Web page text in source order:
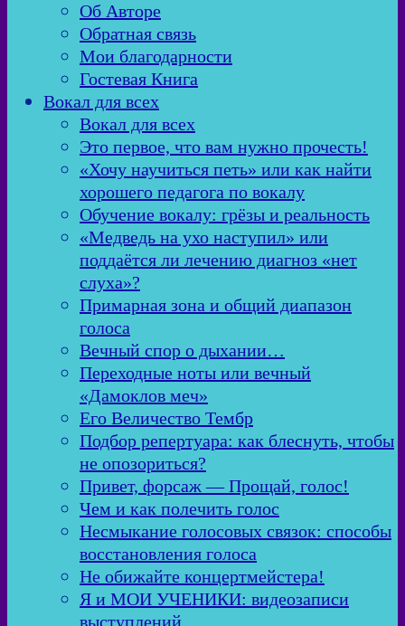
Об Авторе
Обратная связь
Мои благодарности
Гостевая Книга
Вокал для всех
Вокал для всех
Это первое, что вам нужно прочесть!
«Хочу научиться петь» или как найти
хорошего педагога по вокалу
Обучение вокалу: грёзы и реальность
«Медведь на ухо наступил» или
поддаётся ли лечению диагноз «нет
слуха»?
Примарная зона и общий диапазон
голоса
Вечный спор о дыхании…
Переходные ноты или вечный
«Дамоклов меч»
Его Величество Тембр
Подбор репертуара: как блеснуть, чтобы
не опозориться?
Привет, форсаж — Прощай, голос!
Чем и как полечить голос
Несмыкание голосовых связок: способы
восстановления голоса
Не обижайте концертмейстера!
Я и МОИ УЧЕНИКИ: видеозаписи
выступлений